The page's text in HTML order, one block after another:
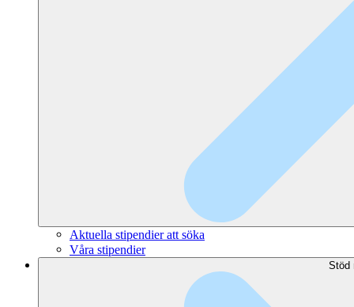
Aktuella stipendier att söka
Våra stipendier
Stöd